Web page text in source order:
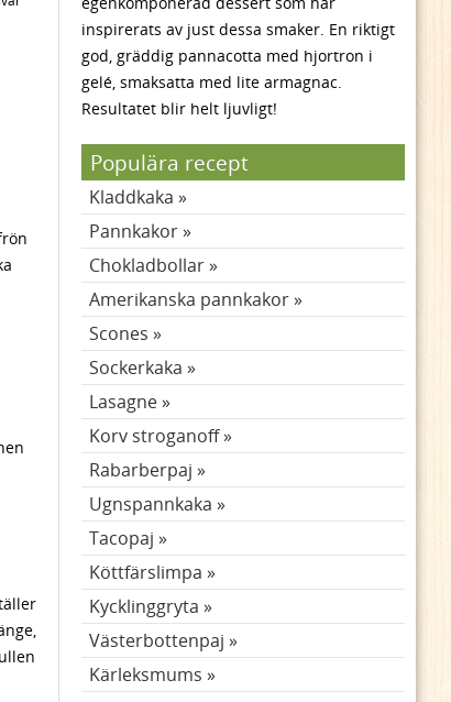
inspirerats av just dessa smaker. En riktigt
god, gräddig pannacotta med hjortron i
gelé, smaksatta med lite armagnac.
Resultatet blir helt ljuvligt!
Populära recept
Kladdkaka
Pannkakor
Chokladbollar
Amerikanska pannkakor
Scones
Sockerkaka
Lasagne
Korv stroganoff
Rabarberpaj
Ugnspannkaka
Tacopaj
Köttfärslimpa
Kycklinggryta
Västerbottenpaj
Kärleksmums